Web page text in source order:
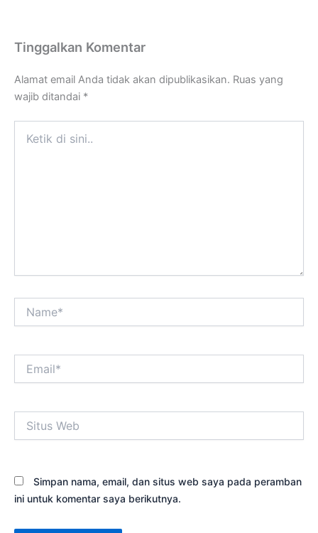
Tinggalkan Komentar
Alamat email Anda tidak akan dipublikasikan. Ruas yang
wajib ditandai *
Web
Simpan nama, email, dan situs web saya pada peramban
ini untuk komentar saya berikutnya.